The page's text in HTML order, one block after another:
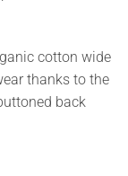
cotton wide
thanks to the
back